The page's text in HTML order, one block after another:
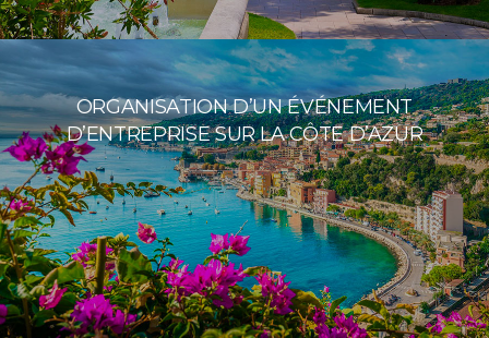
ORGANISATION D’UN ÉVÉNEMENT
D’ENTREPRISE SUR LA CÔTE D’AZUR